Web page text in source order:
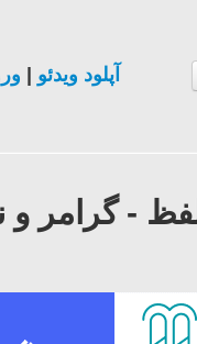
آپلود ویدئو
- درس ۲۲ 》 مکالمه -